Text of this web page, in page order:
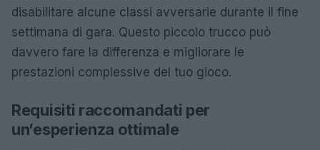
disabilitare alcune classi avversarie durante il fine
settimana di gara. Questo piccolo trucco può
davvero fare la differenza e migliorare le
prestazioni complessive del tuo gioco.
Requisiti raccomandati per
un’esperienza ottimale